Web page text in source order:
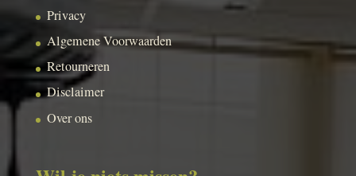
Privacy
Algemene Voorwaarden
Retourneren
Disclaimer
Over ons